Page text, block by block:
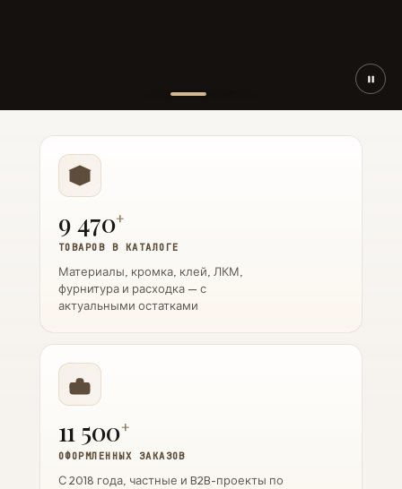
9 470+
ТОВАРОВ В КАТАЛОГЕ
Материалы, кромка, клей, ЛКМ,
фурнитура и расходка — с
актуальными остатками
11 500+
ОФОРМЛЕННЫХ ЗАКАЗОВ
С 2018 года, частные и B2B-проекты по